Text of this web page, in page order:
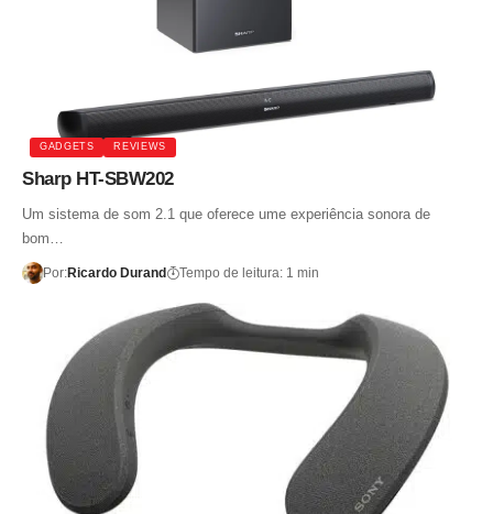
GADGETS REVIEWS
Sharp HT-SBW202
Um sistema de som 2.1 que oferece ume experiência sonora de
bom…
Por:Ricardo Durand Tempo de leitura: 1 min